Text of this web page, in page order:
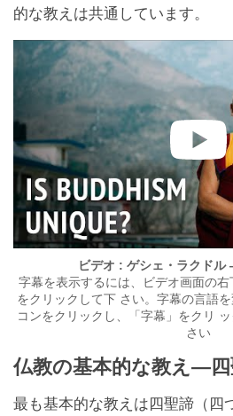
的な教えは共通しています。
ビデオ : ゲシェ・ラクド
字幕を表示するには、ビデオ画面の
をクリックして下 さい。字幕の言語
コンをクリックし、「字幕」をクリ
さい
仏教の基本的な教え―
最も基本的な教えは四聖諦（四